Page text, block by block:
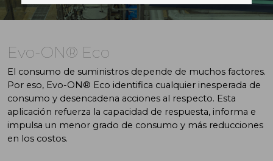
Evo-ON® Eco
El consumo de suministros depende de muchos factores.
Por eso, Evo-ON® Eco identifica cualquier inesperada de
consumo y desencadena acciones al respecto. Esta
aplicación refuerza la capacidad de respuesta, informa e
impulsa un menor grado de consumo y más reducciones
en los costos.